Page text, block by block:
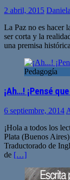
2 abril, 2015
La Paz no es hacer
ser corta y la
una premisa
Pedagogía
¡Ah…! ¡Pensé
6 septiembre, 2014
¡Hola a todos los
Plata (Buenos
Traductorado de
de […]